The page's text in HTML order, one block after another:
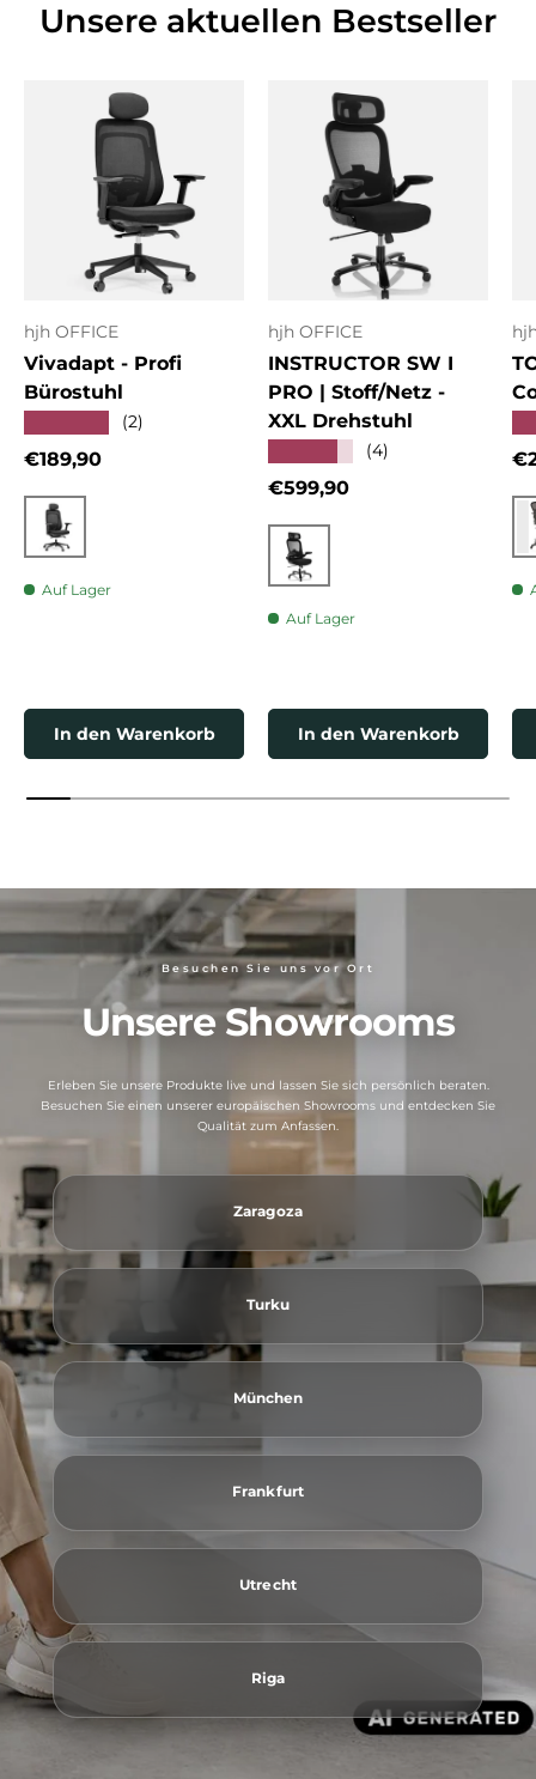
Unsere aktuellen Bestseller
hjh OFFICE
Vivadapt - Profi
Bürostuhl
(2)
Normaler Preis
€189,90
Schwarz
Auf Lager
In den Warenkorb
hjh OFFICE
INSTRUCTOR SW I
PRO | Stoff/Netz -
XXL Drehstuhl
(4)
Normaler Preis
€599,90
Schwarz
Auf Lager
In den Warenkorb
Besuchen Sie uns vor Ort
Unsere Showrooms
Erleben Sie unsere Produkte live und lassen Sie sich persönlich beraten.
Besuchen Sie einen unserer europäischen Showrooms und entdecken Sie
Qualität zum Anfassen.
Zaragoza
Turku
München
Frankfurt
Utrecht
Riga